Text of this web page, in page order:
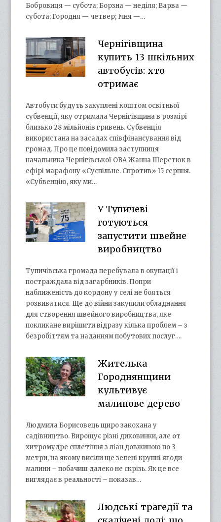
Бобровиця — субота; Борзна — неділя; Варва —
субота; Городня — четвер; Ічня —…
Чернігівщина
купить 13 шкільних
автобусів: хто
отримає
Автобуси будуть закуплені коштом освітньої
субвенції, яку отримала Чернігівщина в розмірі
близько 28 мільйонів гривень. Субвенція
використана на засадах співфінансування від
громад. Про це повідомила заступниця
начальника Чернігівської ОВА Жанна Шерстюк в
ефірі марафону «Суспільне. Спротив» 15 серпня.
«Субвенцію, яку ми…
У Тупичеві
готуються
запустити швейне
виробництво
Тупичівська громада перебувала в окупації і
постраждала від загарбників. Попри
наближеність до кордону у селі не бояться
розвиватися. Ще до війни закупили обладнання
для створення швейного виробництва, яке
покликане вирішити відразу кілька проблем – з
безробіттям та наданням побутових послуг….
Жителька
Городнянщини
культивує
малинове дерево
Людмила Борисовець щиро закохана у
садівництво. Вирощує різні диковинки, але от
хитромудре сплетіння з ліан довжиною по 3
метри, на якому висіли ще зелені крупні ягоди
малини – побачиш далеко не скрізь. Як це все
виглядає в реальності – показав…
Людські трагедії та